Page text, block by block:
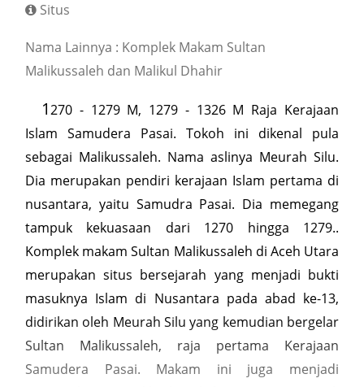
Situs
Nama Lainnya : Komplek Makam Sultan
Malikussaleh dan Malikul Dhahir
1270 - 1279 M, 1279 - 1326 M Raja Kerajaan
Islam Samudera Pasai. Tokoh ini dikenal pula
sebagai Malikussaleh. Nama aslinya Meurah Silu.
Dia merupakan pendiri kerajaan Islam pertama di
nusantara, yaitu Samudra Pasai. Dia memegang
tampuk kekuasaan dari 1270 hingga 1279..
Komplek makam Sultan Malikussaleh di Aceh Utara
merupakan situs bersejarah yang menjadi bukti
masuknya Islam di Nusantara pada abad ke-13,
didirikan oleh Meurah Silu yang kemudian bergelar
Sultan Malikussaleh, raja pertama Kerajaan
Samudera Pasai. Makam ini juga menjadi